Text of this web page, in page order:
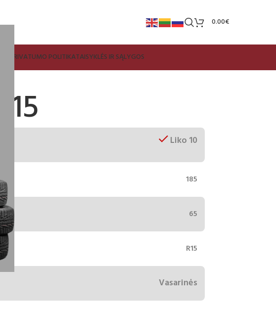
0.00€
PRIVATUMO POLITIKATAISYKLĖS IR SĄLYGOS
Liko 10
185
65
R15
Vasarinės